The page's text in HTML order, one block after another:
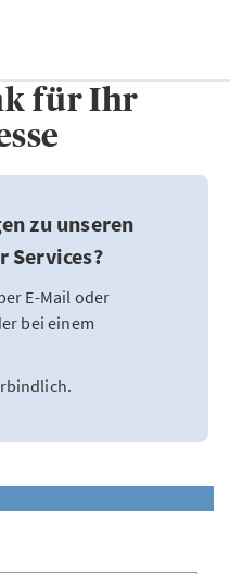
für Ihr
zu unseren
Services?
E-Mail oder
bei einem